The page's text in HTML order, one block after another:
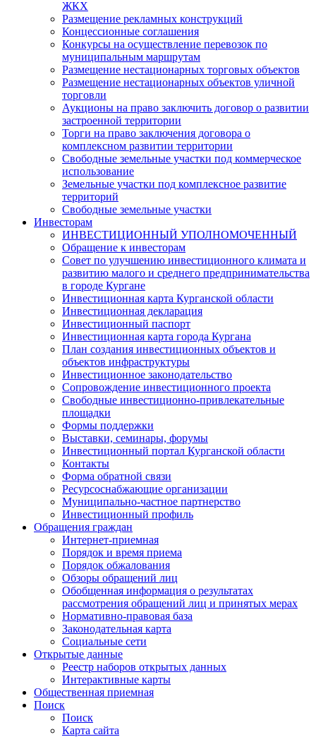
ЖКХ
Размещение рекламных конструкций
Концессионные соглашения
Конкурсы на осуществление перевозок по
муниципальным маршрутам
Размещение нестационарных торговых объектов
Размещение нестационарных объектов уличной
торговли
Аукционы на право заключить договор о развитии
застроенной территории
Торги на право заключения договора о
комплексном развитии территории
Свободные земельные участки под коммерческое
использование
Земельные участки под комплексное развитие
территорий
Свободные земельные участки
Инвесторам
ИНВЕСТИЦИОННЫЙ УПОЛНОМОЧЕННЫЙ
Обращение к инвесторам
Совет по улучшению инвестиционного климата и
развитию малого и среднего предпринимательства
в городе Кургане
Инвестиционная карта Курганской области
Инвестиционная декларация
Инвестиционный паспорт
Инвестиционная карта города Кургана
План создания инвестиционных объектов и
объектов инфраструктуры
Инвестиционное законодательство
Сопровождение инвестиционного проекта
Свободные инвестиционно-привлекательные
площадки
Формы поддержки
Выставки, семинары, форумы
Инвестиционный портал Курганской области
Контакты
Форма обратной связи
Ресурсоснабжающие организации
Муниципально-частное партнерство
Инвестиционный профиль
Обращения граждан
Интернет-приемная
Порядок и время приема
Порядок обжалования
Обзоры обращений лиц
Обобщенная информация о результатах
рассмотрения обращений лиц и принятых мерах
Нормативно-правовая база
Законодательная карта
Социальные сети
Открытые данные
Реестр наборов открытых данных
Интерактивные карты
Общественная приемная
Поиск
Поиск
Карта сайта